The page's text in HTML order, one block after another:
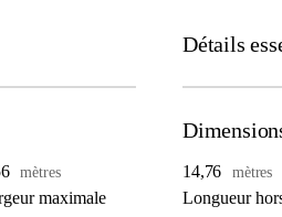
mètres
maximale
Détails
14,76 mètres
Longueur